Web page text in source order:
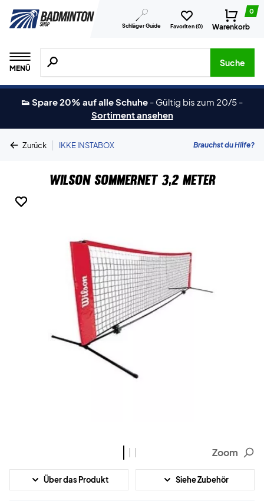
Schläger Guide Favoriten (0)
0
Warenkorb
MENÜ
Suche nach Produkten, Marken usw.
Suche
👟 Spare 20% auf alle Schuhe - Gültig bis zum 20/5 -
Sortiment ansehen
Zurück | IKKE INSTABOX Brauchst du Hilfe?
Wilson Sommernet 3,2 Meter
Zoom
Über das Produkt Siehe Zubehör